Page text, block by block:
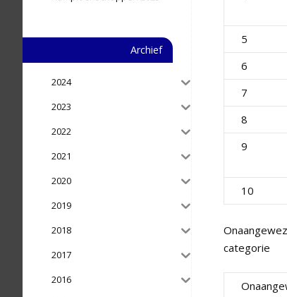
5
6
7
8
9
10
categorie
Archief
2024
2023
2022
2021
2020
2019
2018
2017
2016